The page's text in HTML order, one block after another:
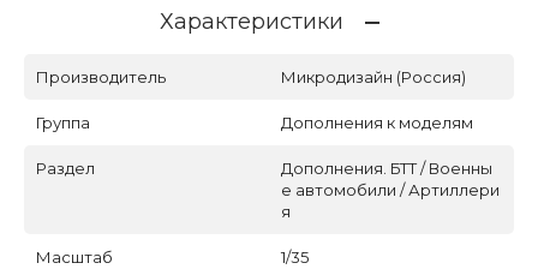
Характеристики
Производитель Микродизайн (Россия)
Группа Дополнения к моделям
Раздел
Дополнения. БТТ / Военны
е автомобили / Артиллери
я
Масштаб 1/35